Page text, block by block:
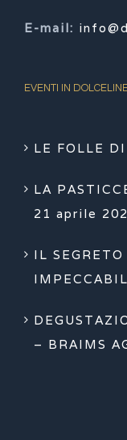
E-mail:
EVENTI IN
LE FOLLE
LA
21 aprile
IL
– BRAIMS